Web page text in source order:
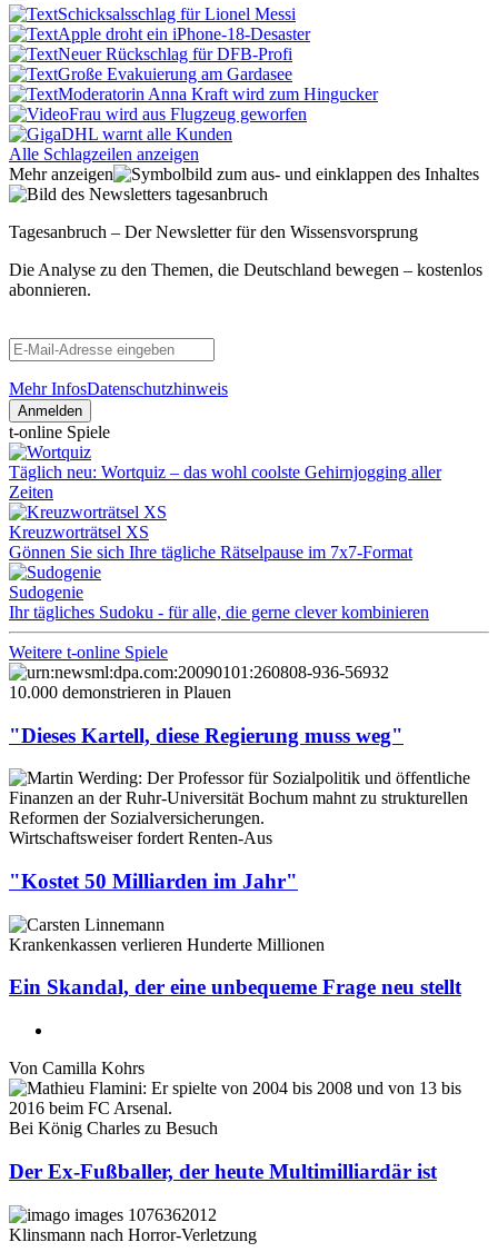
Schicksalsschlag für Lionel Messi
Apple droht ein iPhone-18-Desaster
Neuer Rückschlag für DFB-Profi
Große Evakuierung am Gardasee
Moderatorin Anna Kraft wird zum Hingucker
Frau wird aus Flugzeug geworfen
DHL warnt alle Kunden
Alle Schlagzeilen anzeigen
Mehr anzeigen
Tagesanbruch – Der Newsletter für den Wissensvorsprung
Die Analyse zu den Themen, die Deutschland bewegen – kostenlos
abonnieren.
Mehr InfosDatenschutzhinweis
Anmelden
t-online Spiele
Täglich neu: Wortquiz – das wohl coolste Gehirnjogging aller
Zeiten
Kreuzworträtsel XS
Gönnen Sie sich Ihre tägliche Rätselpause im 7x7-Format
Sudogenie
Ihr tägliches Sudoku - für alle, die gerne clever kombinieren
Weitere t-online Spiele
10.000 demonstrieren in Plauen
"Dieses Kartell, diese Regierung muss weg"
Wirtschaftsweiser fordert Renten-Aus
"Kostet 50 Milliarden im Jahr"
Krankenkassen verlieren Hunderte Millionen
Ein Skandal, der eine unbequeme Frage neu stellt
Von Camilla Kohrs
Bei König Charles zu Besuch
Der Ex-Fußballer, der heute Multimilliardär ist
Klinsmann nach Horror-Verletzung